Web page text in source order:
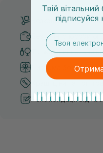
Безкоштовна
Безпечні способи
Тільки оригінальна
Система бонусів та
Рекомендації від
Твій
підписуйся
email